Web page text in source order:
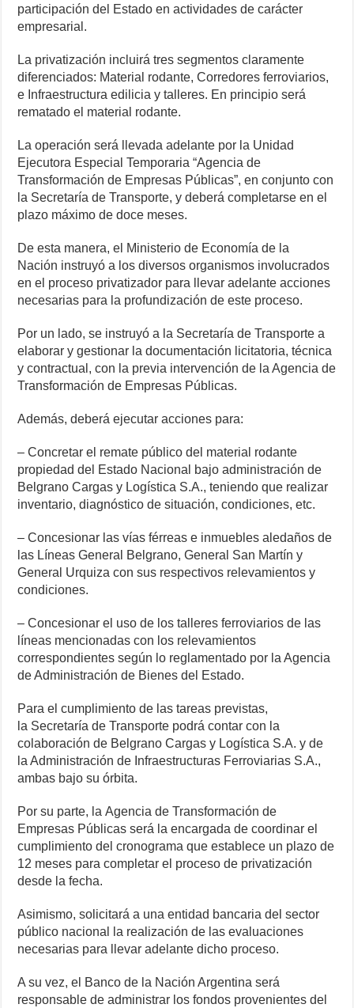
participación del Estado en actividades de carácter
empresarial.
La privatización incluirá tres segmentos claramente
diferenciados: Material rodante, Corredores ferroviarios,
e Infraestructura edilicia y talleres. En principio será
rematado el material rodante.
La operación será llevada adelante por la Unidad
Ejecutora Especial Temporaria “Agencia de
Transformación de Empresas Públicas”, en conjunto con
la Secretaría de Transporte, y deberá completarse en el
plazo máximo de doce meses.
De esta manera, el Ministerio de Economía de la
Nación instruyó a los diversos organismos involucrados
en el proceso privatizador para llevar adelante acciones
necesarias para la profundización de este proceso.
Por un lado, se instruyó a la Secretaría de Transporte a
elaborar y gestionar la documentación licitatoria, técnica
y contractual, con la previa intervención de la Agencia de
Transformación de Empresas Públicas.
Además, deberá ejecutar acciones para:
– Concretar el remate público del material rodante
propiedad del Estado Nacional bajo administración de
Belgrano Cargas y Logística S.A., teniendo que realizar
inventario, diagnóstico de situación, condiciones, etc.
– Concesionar las vías férreas e inmuebles aledaños de
las Líneas General Belgrano, General San Martín y
General Urquiza con sus respectivos relevamientos y
condiciones.
– Concesionar el uso de los talleres ferroviarios de las
líneas mencionadas con los relevamientos
correspondientes según lo reglamentado por la Agencia
de Administración de Bienes del Estado.
Para el cumplimiento de las tareas previstas,
la Secretaría de Transporte podrá contar con la
colaboración de Belgrano Cargas y Logística S.A. y de
la Administración de Infraestructuras Ferroviarias S.A.,
ambas bajo su órbita.
Por su parte, la Agencia de Transformación de
Empresas Públicas será la encargada de coordinar el
cumplimiento del cronograma que establece un plazo de
12 meses para completar el proceso de privatización
desde la fecha.
Asimismo, solicitará a una entidad bancaria del sector
público nacional la realización de las evaluaciones
necesarias para llevar adelante dicho proceso.
A su vez, el Banco de la Nación Argentina será
responsable de administrar los fondos provenientes del